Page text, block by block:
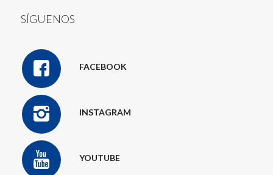
SÍGUENOS
FACEBOOK
INSTAGRAM
YOUTUBE